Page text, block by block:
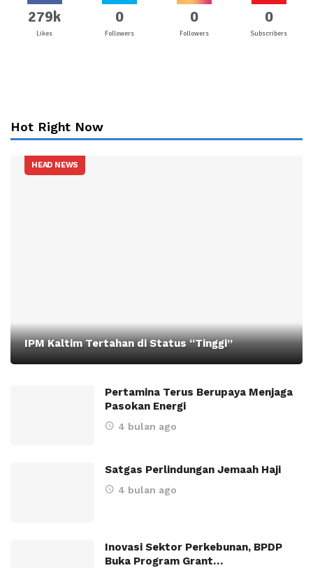
279k
Likes
0
Followers
0
Followers
0
Subscribers
Hot Right Now
HEAD NEWS
IPM Kaltim Tertahan di Status “Tinggi”
Pertamina Terus Berupaya Menjaga
Pasokan Energi
4 bulan ago
Satgas Perlindungan Jemaah Haji
4 bulan ago
Inovasi Sektor Perkebunan, BPDP
Buka Program Grant…